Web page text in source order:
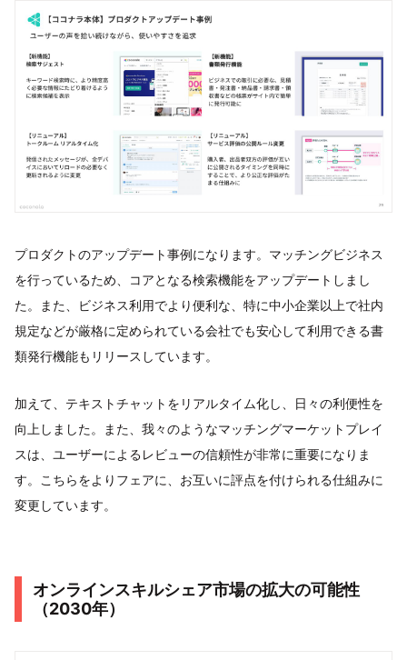
プロダクトのアップデート事例になります。マッチングビジネス
を行っているため、コアとなる検索機能をアップデートしまし
た。また、ビジネス利用でより便利な、特に中小企業以上で社内
規定などが厳格に定められている会社でも安心して利用できる書
類発行機能もリリースしています。
加えて、テキストチャットをリアルタイム化し、日々の利便性を
向上しました。また、我々のようなマッチングマーケットプレイ
スは、ユーザーによるレビューの信頼性が非常に重要になりま
す。こちらをよりフェアに、お互いに評点を付けられる仕組みに
変更しています。
オンラインスキルシェア市場の拡大の可能性
（2030年）